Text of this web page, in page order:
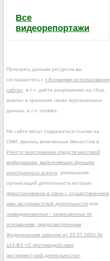
Все
видеорепортажи
Пользуясь данным ресурсом вы
соглашаетесь с «Условиями использования
сайта» , в т.ч. даёте разрешение на сбор,
анализ и хранение своих персональных
данных, в т.ч. cookies.
На сайте могут содержаться ссылки на
СМИ, физлиц включённые Минюстом в
Реестр иностранных средств массовой
информации, выполняющих функции
иностранного агента , упоминания
организаций деятельность которых
приостановлена в связи с осуществлением
ими экстремистской деятельности или
ликвидированных / запрещённых по
основаниям, предусмотренным
Федеральным законом от 25.07.2002 №
114-ФЗ «О противодействии
экстремистской деятельности»